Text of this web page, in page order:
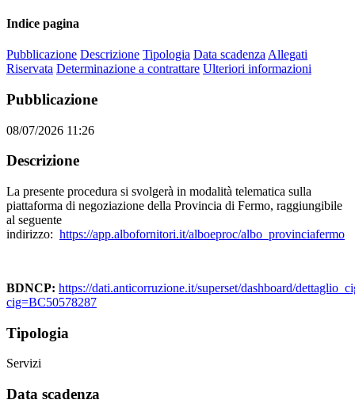
Indice pagina
Pubblicazione Descrizione Tipologia Data scadenza Allegati
Riservata Determinazione a contrattare Ulteriori informazioni
Pubblicazione
08/07/2026 11:26
Descrizione
La presente procedura si svolgerà in modalità telematica sulla
piattaforma di negoziazione della Provincia di Fermo, raggiungibile
al seguente
indirizzo: https://app.albofornitori.it/alboeproc/albo_provinciafermo
BDNCP: https://dati.anticorruzione.it/superset/dashboard/
cig=BC50578287
Tipologia
Servizi
Data scadenza